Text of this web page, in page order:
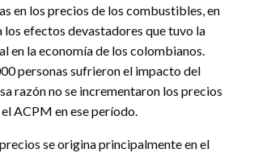
en los precios de los combustibles, en
los efectos devastadores que tuvo la
en la economía de los colombianos.
personas sufrieron el impacto del
razón no se incrementaron los precios
ACPM en ese período.
se origina principalmente en el